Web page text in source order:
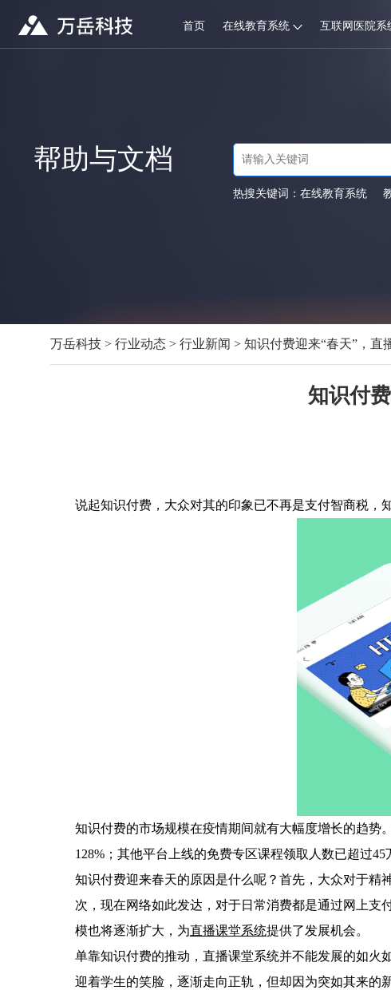
首页 在线教育系统 互联网医院系
帮助与文档
热搜关键词： 在线教育系统
万岳科技> 行业动态> 行业新闻 > 知识付费迎来“春天”，直
知识付
说起知识付费，大众对其的印象已不再是支付智商税，
知识付费的市场规模在疫情期间就有大幅度增长的趋势
128%；其他平台上线的免费专区课程领取人数已超过
知识付费迎来春天的原因是什么呢？首先，大众对于精
次，现在网络如此发达，对于日常消费都是通过网上
模也将逐渐扩大，为直播课堂系统提供了发展机会。
单靠知识付费的推动，直播课堂系统并不能发展的如火
迎着学生的笑脸，逐渐走向正轨，但却因为突如其来的